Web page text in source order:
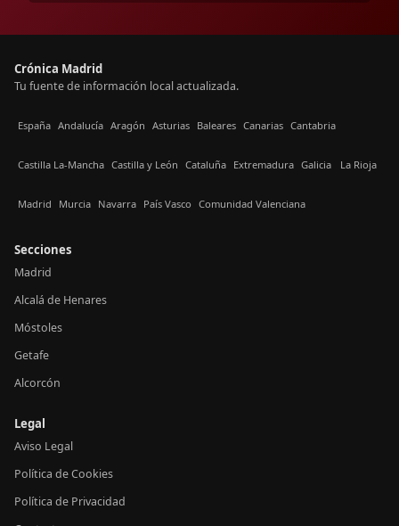
Crónica Madrid
Tu fuente de información local actualizada.
España Andalucía Aragón Asturias Baleares Canarias Cantabria
Castilla La-Mancha Castilla y León Cataluña Extremadura Galicia La Rioja
Madrid Murcia Navarra País Vasco Comunidad Valenciana
Secciones
Madrid
Alcalá de Henares
Móstoles
Getafe
Alcorcón
Legal
Aviso Legal
Política de Cookies
Política de Privacidad